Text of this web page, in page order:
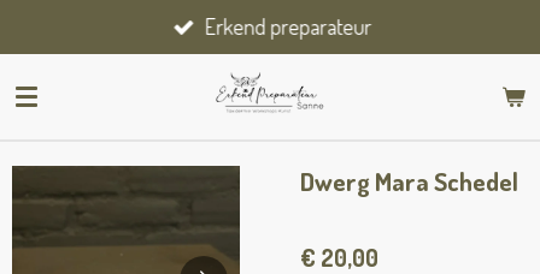
direct
naar
Erkend preparateur
Dwerg Mara Schedel
€ 20,00